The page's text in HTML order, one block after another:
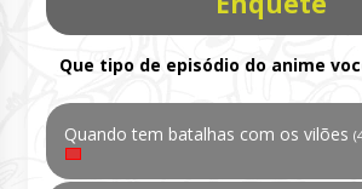
Que tipo de episódio do anime
Quando tem batalhas com os vilões